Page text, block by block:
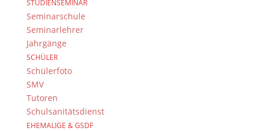
STUDIENSEMINAR
Seminarschule
Seminarlehrer
Jahrgänge
SCHÜLER
Schülerfoto
SMV
Tutoren
Schulsanitätsdienst
EHEMALIGE & GSDF
Casimir Ummenhofer